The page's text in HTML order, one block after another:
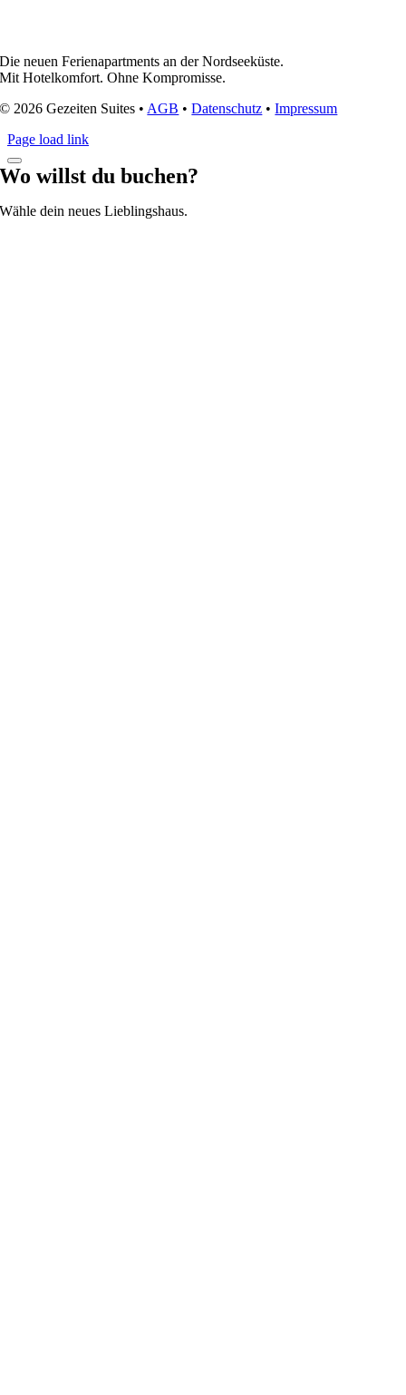
Die neuen Ferienapartments an der Nordseeküste.
Mit Hotelkomfort. Ohne Kompromisse.
© 2026 Gezeiten Suites • AGB •Datenschutz •Impressum
Page load link
Wo willst du buchen?
Wähle dein neues Lieblingshaus.